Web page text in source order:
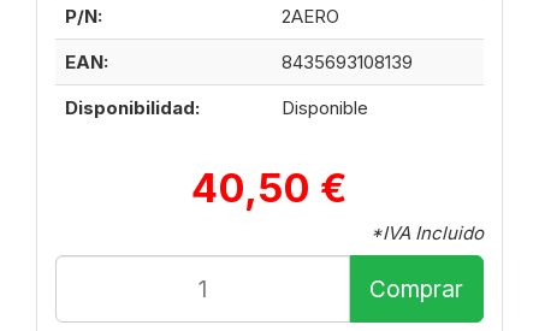
P/N:
2AERO
EAN:
8435693108139
Disponibilidad:
Disponible
40,50 €
*IVA Incluido
Comprar